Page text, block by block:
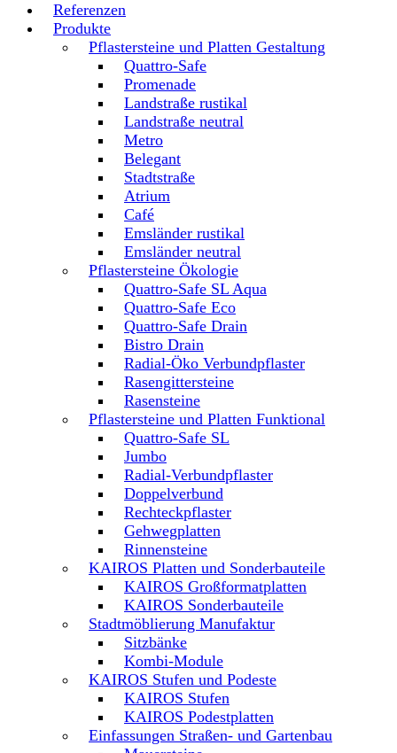
Referenzen
Produkte
Pflastersteine und Platten Gestaltung
Quattro-Safe
Promenade
Landstraße rustikal
Landstraße neutral
Metro
Belegant
Stadtstraße
Atrium
Café
Emsländer rustikal
Emsländer neutral
Pflastersteine Ökologie
Quattro-Safe SL Aqua
Quattro-Safe Eco
Quattro-Safe Drain
Bistro Drain
Radial-Öko Verbundpflaster
Rasengittersteine
Rasensteine
Pflastersteine und Platten Funktional
Quattro-Safe SL
Jumbo
Radial-Verbundpflaster
Doppelverbund
Rechteckpflaster
Gehwegplatten
Rinnensteine
KAIROS Platten und Sonderbauteile
KAIROS Großformatplatten
KAIROS Sonderbauteile
Stadtmöblierung Manufaktur
Sitzbänke
Kombi-Module
KAIROS Stufen und Podeste
KAIROS Stufen
KAIROS Podestplatten
Einfassungen Straßen- und Gartenbau